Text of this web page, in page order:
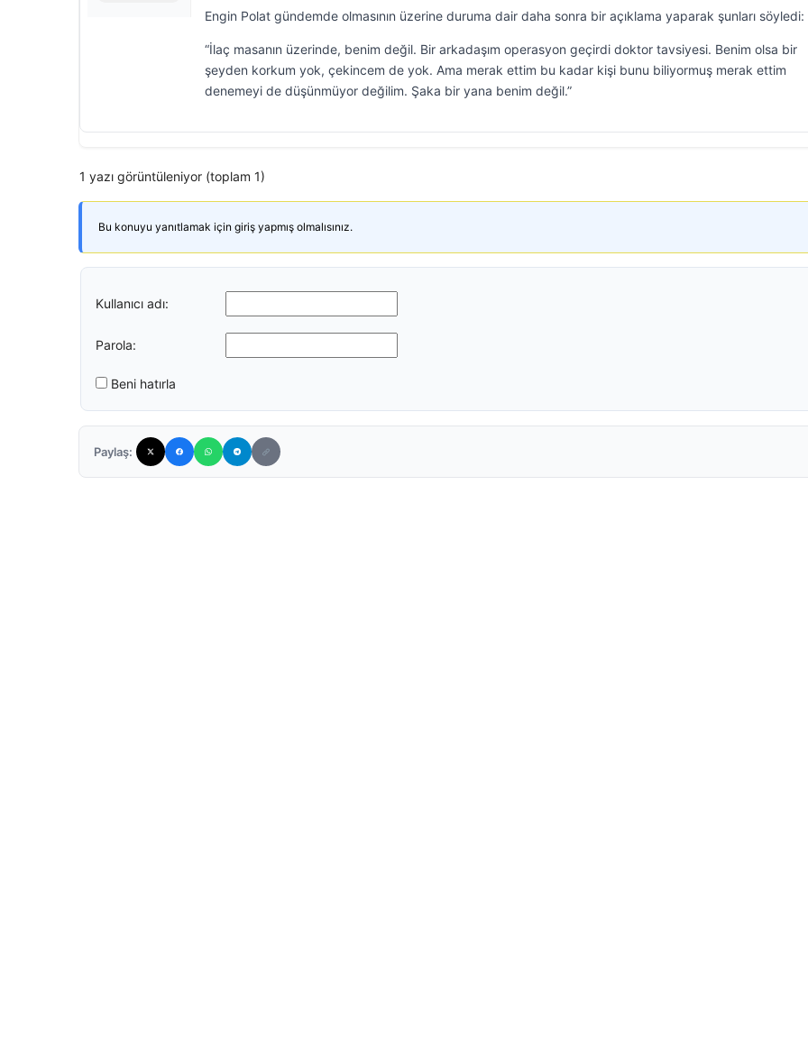
Engin Polat gündemde olmasının üzerine duruma dair daha sonra bir açıklama yaparak şunları söyledi:
“İlaç masanın üzerinde, benim değil. Bir arkadaşım operasyon geçirdi doktor tavsiyesi. Benim olsa bir
şeyden korkum yok, çekincem de yok. Ama merak ettim bu kadar kişi bunu biliyormuş merak ettim
denemeyi de düşünmüyor değilim. Şaka bir yana benim değil.”
1 yazı görüntüleniyor (toplam 1)
Bu konuyu yanıtlamak için giriş yapmış olmalısınız.
Kullanıcı adı:
Parola:
Beni hatırla
Paylaş: